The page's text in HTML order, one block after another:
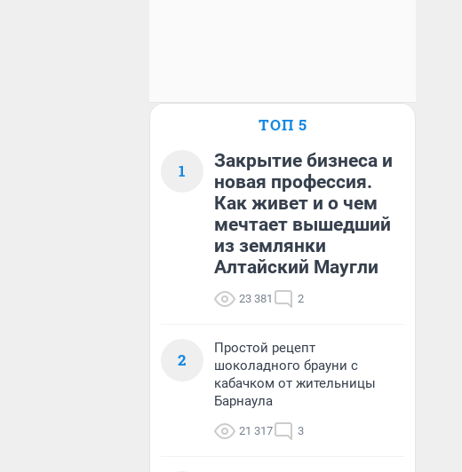
ТОП 5
1
Закрытие бизнеса и
новая профессия.
Как живет и о чем
мечтает вышедший
из землянки
Алтайский Маугли
23 381 2
2
Простой рецепт
шоколадного брауни с
кабачком от жительницы
Барнаула
21 317 3